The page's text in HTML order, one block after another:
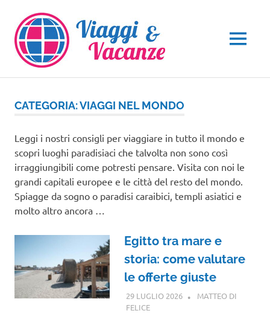
contenuto
MENU
CATEGORIA:VIAGGI NEL MONDO
Leggi i nostri consigli per viaggiare in tutto il mondo e
scopri luoghi paradisiaci che talvolta non sono così
irraggiungibili come potresti pensare. Visita con noi le
grandi capitali europee e le città del resto del mondo.
Spiagge da sogno o paradisi caraibici, templi asiatici e
molto altro ancora …
Egitto tra mare e
storia: come valutare
le offerte giuste
29 LUGLIO 2026
MATTEO DI
FELICEAFRICA